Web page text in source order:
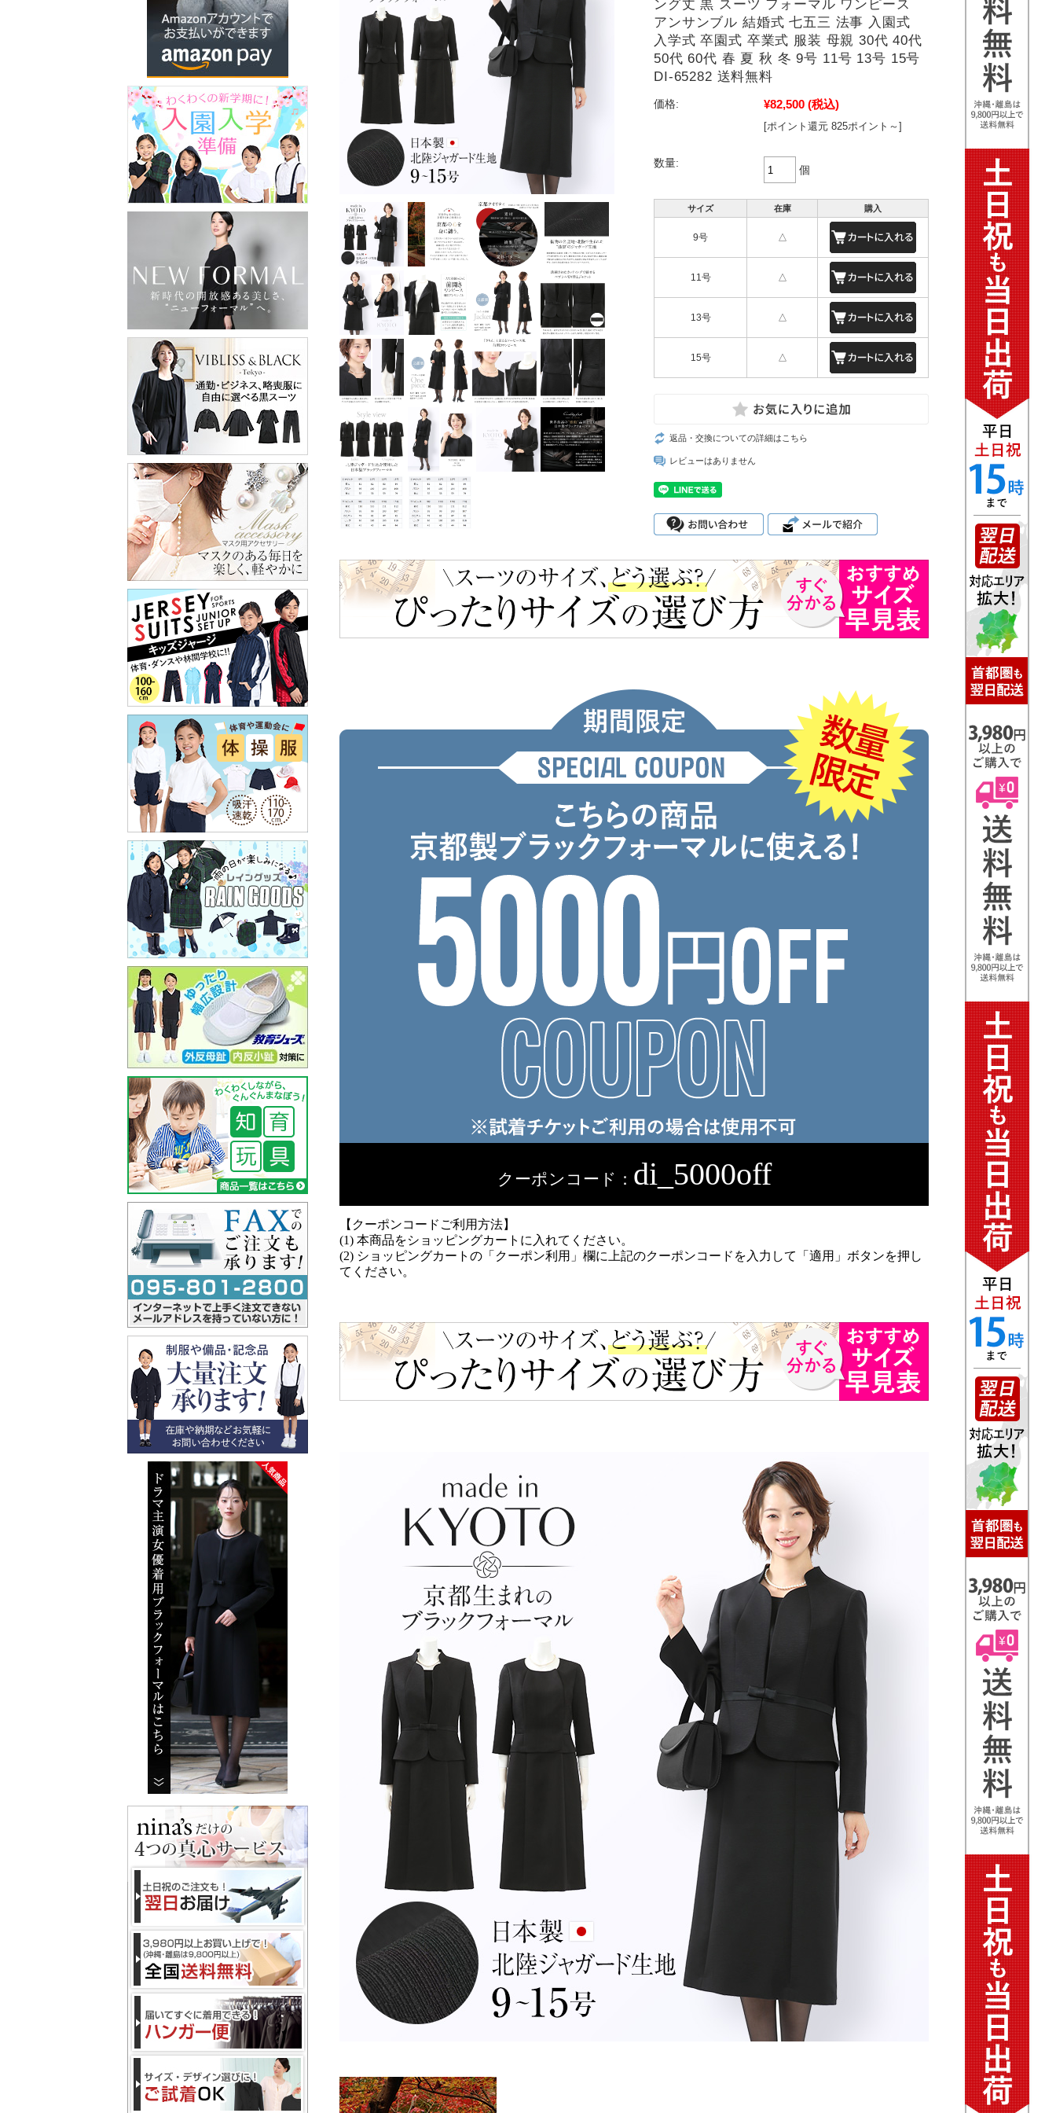
ング丈 黒 スーツ フォーマル ワンピース
アンサンブル 結婚式 七五三 法事 入園式
入学式 卒園式 卒業式 服装 母親 30代 40代
50代 60代 春 夏 秋 冬 9号 11号 13号 15号
DI-65282 送料無料
価格: ¥82,500 (税込)
[ポイント還元 825ポイント～]
数量:
個
サイズ 在庫 購入
9号 △
11号 △
13号 △
15号 △
返品・交換についての詳細はこちら
レビューはありません